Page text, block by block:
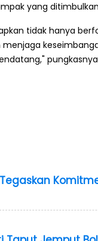
yang
tidak hanya